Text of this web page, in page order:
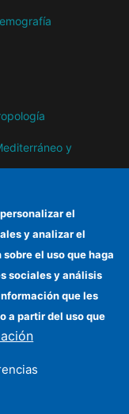
y
el
y analizar el
el uso que haga
sociales y análisis
que les
a partir del uso que